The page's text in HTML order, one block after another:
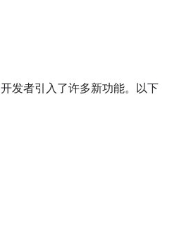
发者引入了许多新功能。以下